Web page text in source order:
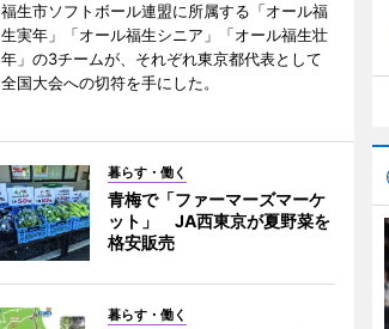
福生市ソフトボール連盟に所属する「オール福
生実年」「オール福生シニア」「オール福生壮
年」の3チームが、それぞれ東京都代表として
全国大会への切符を手にした。
暮らす・働く
青梅で「ファーマーズマーケ
ット」 JA西東京が夏野菜を
格安販売
暮らす・働く